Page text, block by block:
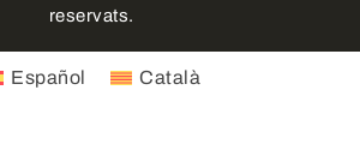
reservats.
Español Català